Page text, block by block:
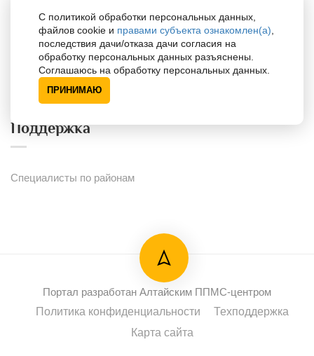
Портал для психологов
Портал для одарённых детей
Поддержка
Специалисты по районам
Портал разработан Алтайским ППМС-центром
Политика конфиденциальности
Техподдержка
Карта сайта
С политикой обработки персональных данных,
файлов cookie и правами субъекта ознакомлен(а),
последствия дачи/отказа дачи согласия на
обработку персональных данных разъяснены.
Соглашаюсь на обработку персональных данных.
ПРИНИМАЮ